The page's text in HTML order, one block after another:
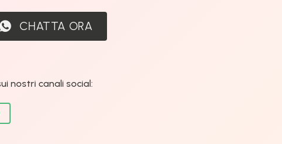
CHATTA ORA
nostri canali social: